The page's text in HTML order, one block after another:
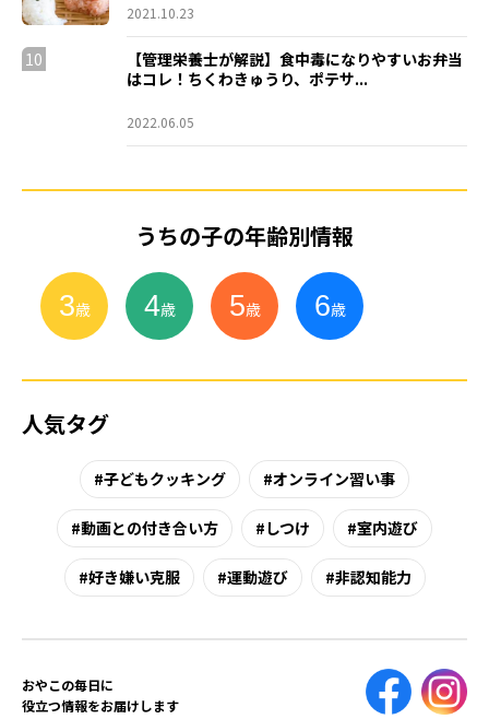
2021.10.23
10
【管理栄養士が解説】食中毒になりやすいお弁当
はコレ！ちくわきゅうり、ポテサ...
2022.06.05
うちの子の年齢別情報
3歳 4歳 5歳 6歳
人気タグ
子どもクッキング オンライン習い事
動画との付き合い方 しつけ 室内遊び
好き嫌い克服 運動遊び 非認知能力
おやこの毎日に
役立つ情報をお届けします